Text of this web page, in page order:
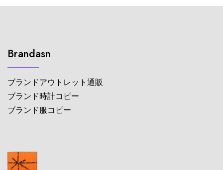
Brandasn
ブランドアウトレット通販
ブランド時計コピー
ブランド服コピー